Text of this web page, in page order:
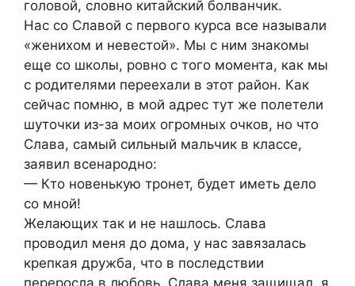
головой, словно китайский болванчик.
Нас со Славой с первого курса все называли
«женихом и невестой». Мы с ним знакомы
еще со школы, ровно с того момента, как мы
с родителями переехали в этот район. Как
сейчас помню, в мой адрес тут же полетели
шуточки из-за моих огромных очков, но что
Слава, самый сильный мальчик в классе,
заявил всенародно:
— Кто новенькую тронет, будет иметь дело
со мной!
Желающих так и не нашлось. Слава
проводил меня до дома, у нас завязалась
крепкая дружба, что в последствии